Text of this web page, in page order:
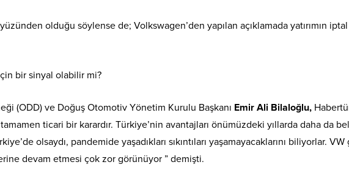
olduğu söylense de; Volkswagen’den yapılan açıklamada yatırımın
bir sinyal olabilir mi?
(ODD) ve Doğuş Otomotiv Yönetim Kurulu Başkanı Emir Ali Bilaloğlu,
ticari bir karardır. Türkiye’nin avantajları önümüzdeki yıllarda daha da
olsaydı, pandemide yaşadıkları sıkıntıları yaşamayacaklarını biliyorlar.
devam etmesi çok zor görünüyor ” demişti.